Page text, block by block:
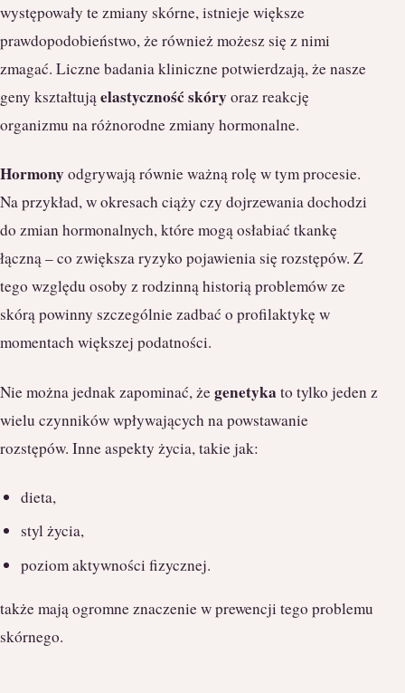
występowały te zmiany skórne, istnieje większe
prawdopodobieństwo, że również możesz się z nimi
zmagać. Liczne badania kliniczne potwierdzają, że nasze
geny kształtująelastyczność skóryoraz reakcję
organizmu na różnorodne zmiany hormonalne.
Hormonyodgrywają równie ważną rolę w tym procesie.
Na przykład, w okresach ciąży czy dojrzewania dochodzi
do zmian hormonalnych, które mogą osłabiać tkankę
łączną – co zwiększa ryzyko pojawienia się rozstępów. Z
tego względu osoby z rodzinną historią problemów ze
skórą powinny szczególnie zadbać o profilaktykę w
momentach większej podatności.
Nie można jednak zapominać, żegenetyka to tylko jeden z
wielu czynników wpływających na powstawanie
rozstępów. Inne aspekty życia, takie jak:
dieta,
styl życia,
poziom aktywności fizycznej.
także mają ogromne znaczenie w prewencji tego problemu
skórnego.